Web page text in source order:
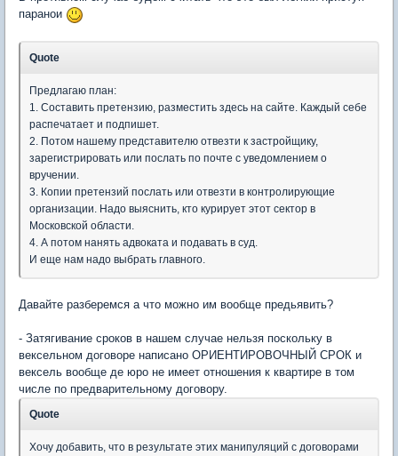
паранои
Quote
Предлагаю план:
1. Составить претензию, разместить здесь на сайте. Каждый себе
распечатает и подпишет.
2. Потом нашему представителю отвезти к застройщику,
зарегистрировать или послать по почте с уведомлением о
вручении.
3. Копии претензий послать или отвезти в контролирующие
организации. Надо выяснить, кто курирует этот сектор в
Московской области.
4. А потом нанять адвоката и подавать в суд.
И еще нам надо выбрать главного.
Давайте разберемся а что можно им вообще предьявить?
- Затягивание сроков в нашем случае нельзя поскольку в
вексельном договоре написано ОРИЕНТИРОВОЧНЫЙ СРОК и
вексель вообще де юро не имеет отношения к квартире в том
числе по предварительному договору.
Quote
Хочу добавить, что в результате этих манипуляций с договорами